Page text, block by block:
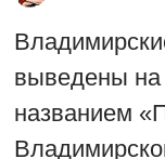
выведены
названием